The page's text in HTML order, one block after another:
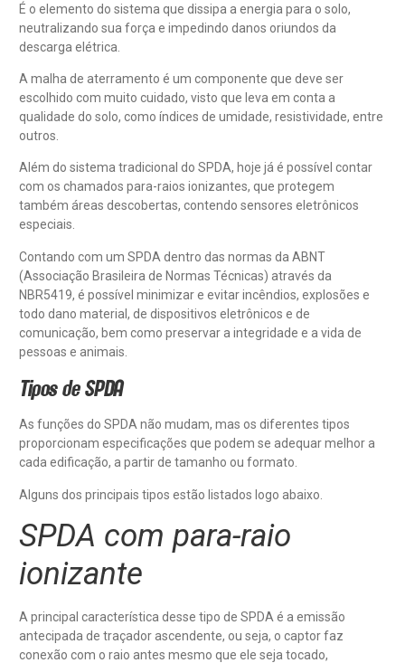
É o elemento do sistema que dissipa a energia para o solo,
neutralizando sua força e impedindo danos oriundos da
descarga elétrica.
A malha de aterramento é um componente que deve ser
escolhido com muito cuidado, visto que leva em conta a
qualidade do solo, como índices de umidade, resistividade, entre
outros.
Além do sistema tradicional do SPDA, hoje já é possível contar
com os chamados para-raios ionizantes, que protegem
também áreas descobertas, contendo sensores eletrônicos
especiais.
Contando com um SPDA dentro das normas da ABNT
(Associação Brasileira de Normas Técnicas) através da
NBR5419, é possível minimizar e evitar incêndios, explosões e
todo dano material, de dispositivos eletrônicos e de
comunicação, bem como preservar a integridade e a vida de
pessoas e animais.
Tipos de SPDA
As funções do SPDA não mudam, mas os diferentes tipos
proporcionam especificações que podem se adequar melhor a
cada edificação, a partir de tamanho ou formato.
Alguns dos principais tipos estão listados logo abaixo.
SPDA com para-raio
ionizante
A principal característica desse tipo de SPDA é a emissão
antecipada de traçador ascendente, ou seja, o captor faz
conexão com o raio antes mesmo que ele seja tocado,